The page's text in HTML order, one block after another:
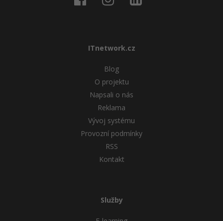
ITnetwork.cz
Blog
O projektu
Napsali o nás
Reklama
Vývoj systému
Provozní podmínky
RSS
Kontakt
Služby